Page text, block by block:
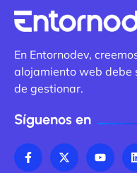
En Entornodev,
alojamiento web debe
de gestionar.
Síguenos en